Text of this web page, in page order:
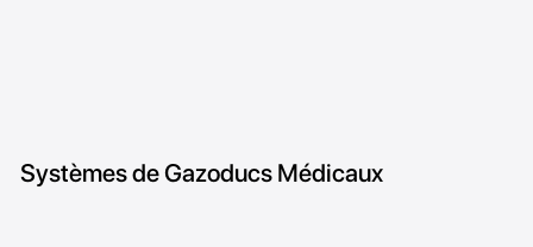
Systèmes de Gazoducs Médicaux